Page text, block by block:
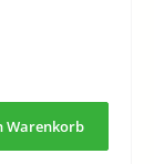
Warenkorb